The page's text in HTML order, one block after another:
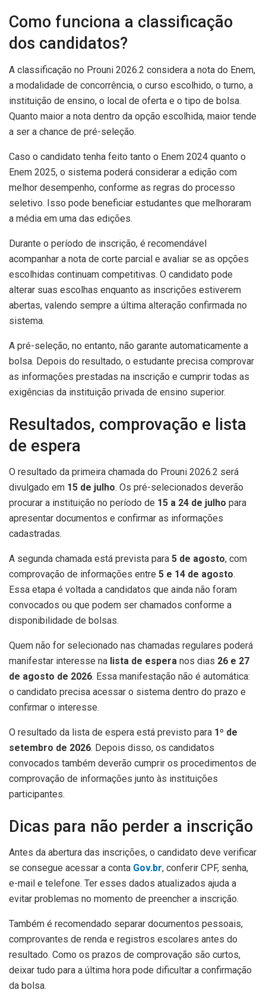
Como funciona a classificação
dos candidatos?
A classificação no Prouni 2026.2 considera a nota do Enem,
a modalidade de concorrência, o curso escolhido, o turno, a
instituição de ensino, o local de oferta e o tipo de bolsa.
Quanto maior a nota dentro da opção escolhida, maior tende
a ser a chance de pré-seleção.
Caso o candidato tenha feito tanto o Enem 2024 quanto o
Enem 2025, o sistema poderá considerar a edição com
melhor desempenho, conforme as regras do processo
seletivo. Isso pode beneficiar estudantes que melhoraram
a média em uma das edições.
Durante o período de inscrição, é recomendável
acompanhar a nota de corte parcial e avaliar se as opções
escolhidas continuam competitivas. O candidato pode
alterar suas escolhas enquanto as inscrições estiverem
abertas, valendo sempre a última alteração confirmada no
sistema.
A pré-seleção, no entanto, não garante automaticamente a
bolsa. Depois do resultado, o estudante precisa comprovar
as informações prestadas na inscrição e cumprir todas as
exigências da instituição privada de ensino superior.
Resultados, comprovação e lista
de espera
O resultado da primeira chamada do Prouni 2026.2 será
divulgado em 15 de julho. Os pré-selecionados deverão
procurar a instituição no período de 15 a 24 de julho para
apresentar documentos e confirmar as informações
cadastradas.
A segunda chamada está prevista para 5 de agosto, com
comprovação de informações entre 5 e 14 de agosto.
Essa etapa é voltada a candidatos que ainda não foram
convocados ou que podem ser chamados conforme a
disponibilidade de bolsas.
Quem não for selecionado nas chamadas regulares poderá
manifestar interesse na lista de espera nos dias 26 e 27
de agosto de 2026. Essa manifestação não é automática:
o candidato precisa acessar o sistema dentro do prazo e
confirmar o interesse.
O resultado da lista de espera está previsto para 1º de
setembro de 2026. Depois disso, os candidatos
convocados também deverão cumprir os procedimentos de
comprovação de informações junto às instituições
participantes.
Dicas para não perder a inscrição
Antes da abertura das inscrições, o candidato deve verificar
se consegue acessar a conta Gov.br, conferir CPF, senha,
e-mail e telefone. Ter esses dados atualizados ajuda a
evitar problemas no momento de preencher a inscrição.
Também é recomendado separar documentos pessoais,
comprovantes de renda e registros escolares antes do
resultado. Como os prazos de comprovação são curtos,
deixar tudo para a última hora pode dificultar a confirmação
da bolsa.